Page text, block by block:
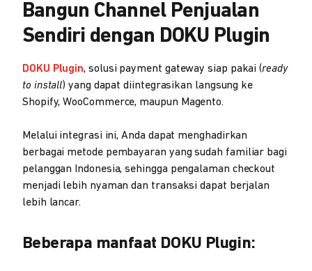
Bangun Channel Penjualan
Sendiri dengan DOKU Plugin
DOKU Plugin, solusi payment gateway siap pakai (ready
to install) yang dapat diintegrasikan langsung ke
Shopify, WooCommerce, maupun Magento.
Melalui integrasi ini, Anda dapat menghadirkan
berbagai metode pembayaran yang sudah familiar bagi
pelanggan Indonesia, sehingga pengalaman checkout
menjadi lebih nyaman dan transaksi dapat berjalan
lebih lancar.
Beberapa manfaat DOKU Plugin: